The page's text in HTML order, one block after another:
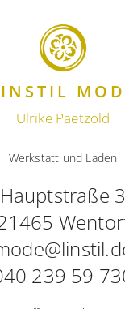
Werkstatt und Laden
Hauptstraße 3
239 59
Ulrike Paetzold